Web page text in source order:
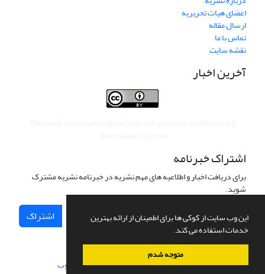
این وب سایت از کوکی ها برای اطمینان از ارائه بهترین
خدمات استفاده می کند.
متوجه شدم
اعضای هیات تحریریه
ارسال مقاله
تماس با ما
نقشه سایت
آخرین اخبار
اشتراک خبرنامه
برای دریافت اخبار و اطلاعیه های مهم نشریه در خبرنامه نشریه مشترک
شوید.
اشتراک
سامانه مدیریت نشریات علمی.طراحی و پیاده سازی از سیناوب